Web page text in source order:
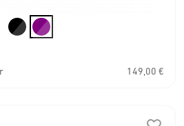
149,00 €